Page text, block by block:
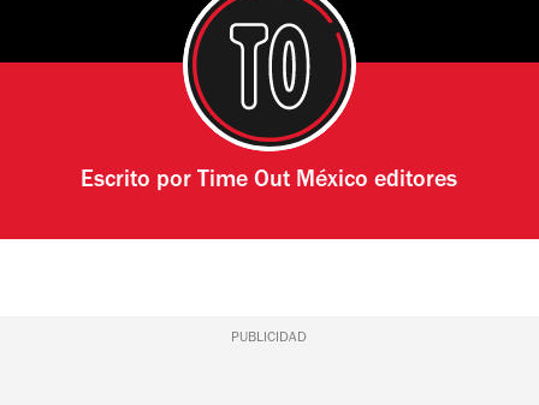
Escrito por Time Out México editores
PUBLICIDAD